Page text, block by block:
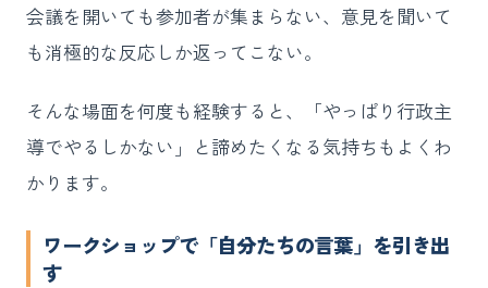
会議を開いても参加者が集まらない、意見を聞いて
も消極的な反応しか返ってこない。
そんな場面を何度も経験すると、「やっぱり行政主
導でやるしかない」と諦めたくなる気持ちもよくわ
かります。
ワークショップで「自分たちの言葉」を引き出
す